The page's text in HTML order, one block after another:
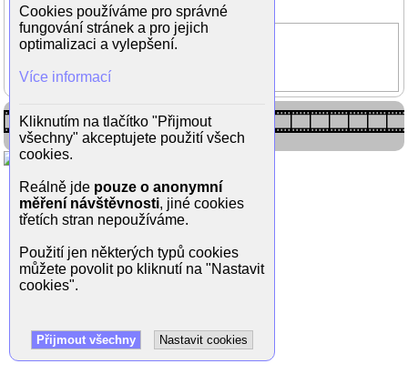
(5/9)
Na vlastní nebezpečí
Cookies používáme pro správné
fungování stránek a pro jejich
optimalizaci a vylepšení.
Více informací
Kliknutím na tlačítko "Přijmout
všechny" akceptujete použití všech
cookies.
Reálně jde pouze o anonymní
měření návštěvnosti, jiné cookies
třetích stran nepoužíváme.
Použití jen některých typů cookies
můžete povolit po kliknutí na "Nastavit
cookies".
Přijmout všechny Nastavit cookies